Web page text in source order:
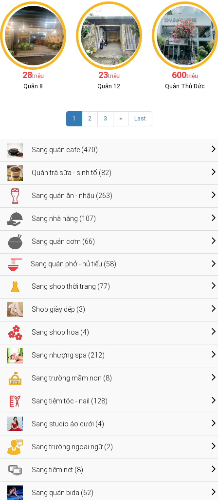
28triệu
Quận 8
23triệu
Quận 12
600triệu
Quận Thủ Đức
1 2 3 » Last
Sang quán cafe (470)
Quán trà sữa - sinh tố (82)
Sang quán ăn - nhậu (263)
Sang nhà hàng (107)
Sang quán cơm (66)
Sang quán phở - hủ tiếu (58)
Sang shop thời trang (77)
Shop giày dép (3)
Sang shop hoa (4)
Sang nhượng spa (212)
Sang trường mầm non (8)
Sang tiệm tóc - nail (128)
Sang studio áo cưới (4)
Sang trường ngoại ngữ (2)
Sang tiệm net (8)
Sang quán bida (62)